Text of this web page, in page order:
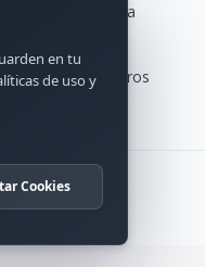
y entrega
con nosotros
en tu
de uso y
Cookies